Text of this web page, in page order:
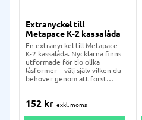
Extranyckel till
Metapace K-2 kassalåda
En extranyckel till Metapace
K-2 kassalåda. Nycklarna finns
utformade för tio olika
låsformer – välj själv vilken du
behöver genom att först
152 kr